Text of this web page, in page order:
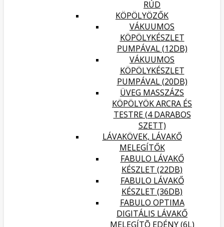
RÚD
KÖPÖLYÖZŐK
VÁKUUMOS
KÖPÖLYKÉSZLET
PUMPÁVAL (12DB)
VÁKUUMOS
KÖPÖLYKÉSZLET
PUMPÁVAL (20DB)
ÜVEG MASSZÁZS
KÖPÖLYÖK ARCRA ÉS
TESTRE (4 DARABOS
SZETT)
LÁVAKÖVEK, LÁVAKŐ
MELEGÍTŐK
FABULO LÁVAKŐ
KÉSZLET (22DB)
FABULO LÁVAKŐ
KÉSZLET (36DB)
FABULO OPTIMA
DIGITÁLIS LÁVAKŐ
MELEGÍTÕ EDÉNY (6L)